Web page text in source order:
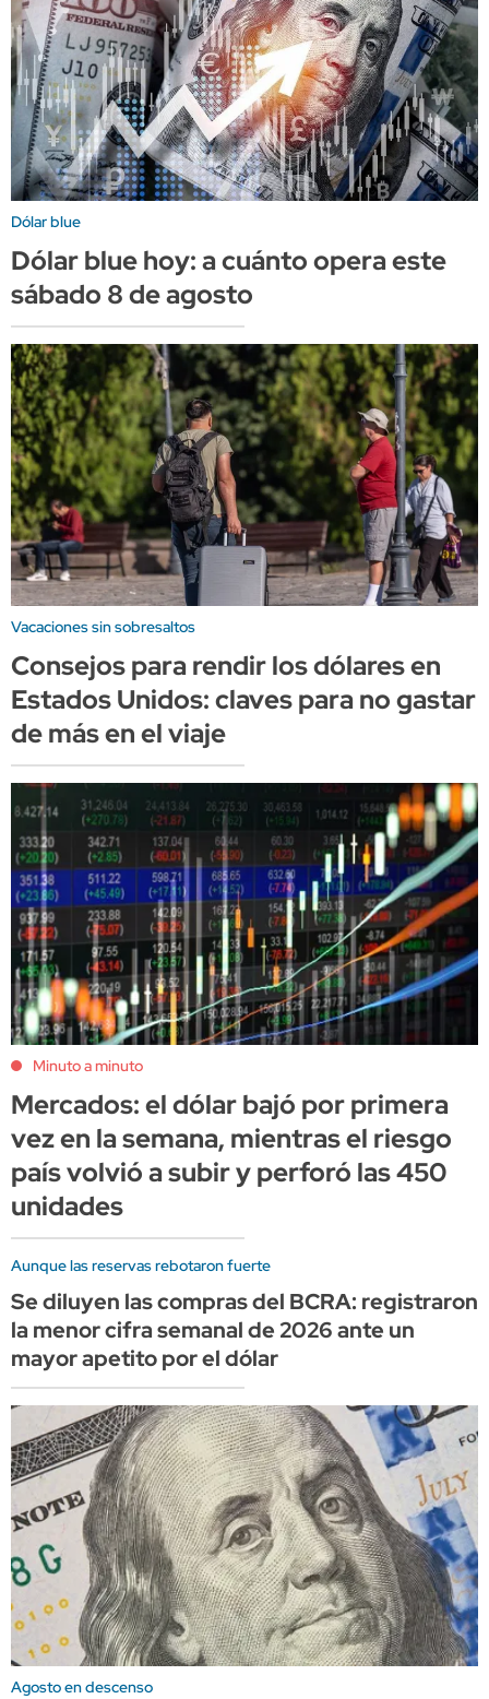
Dólar blue
Dólar blue hoy: a cuánto opera este
sábado 8 de agosto
Vacaciones sin sobresaltos
Consejos para rendir los dólares en
Estados Unidos: claves para no gastar
de más en el viaje
Minuto a minuto
Mercados: el dólar bajó por primera
vez en la semana, mientras el riesgo
país volvió a subir y perforó las 450
unidades
Aunque las reservas rebotaron fuerte
Se diluyen las compras del BCRA: registraron
la menor cifra semanal de 2026 ante un
mayor apetito por el dólar
Agosto en descenso